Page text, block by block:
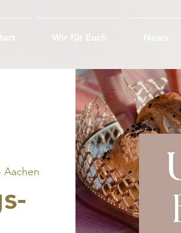
Aachen
Wir für Euch News